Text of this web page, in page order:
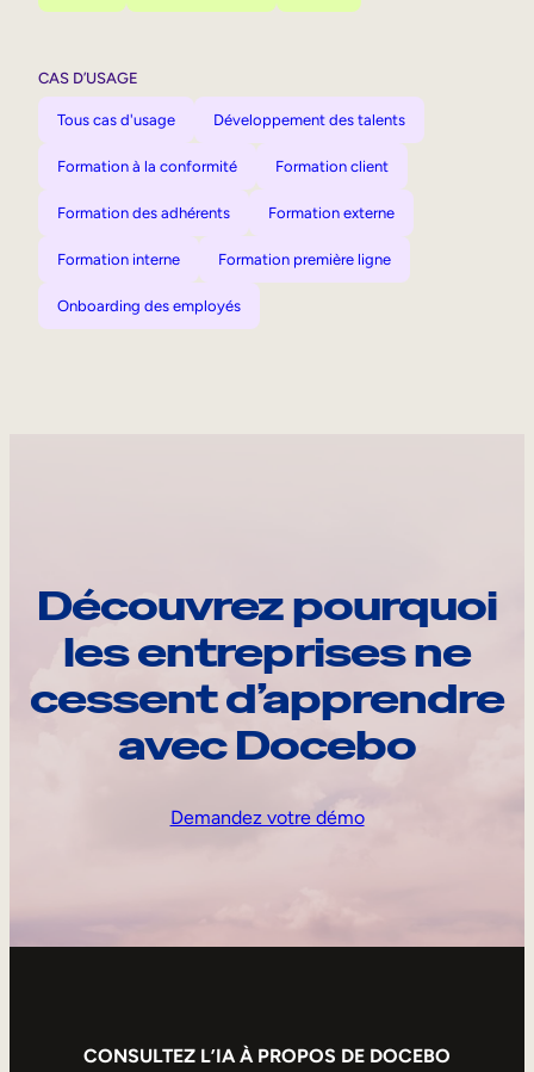
CAS D’USAGE
Tous cas d'usage Développement des talents
Formation à la conformité Formation client
Formation des adhérents Formation externe
Formation interne Formation première ligne
Onboarding des employés
Découvrez pourquoi
les entreprises ne
cessent d’apprendre
avec Docebo
Demandez votre démo
CONSULTEZ L’IA À PROPOS DE DOCEBO